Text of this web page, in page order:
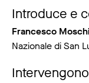
Introduce e
Francesco
Nazionale di San
Intervengono